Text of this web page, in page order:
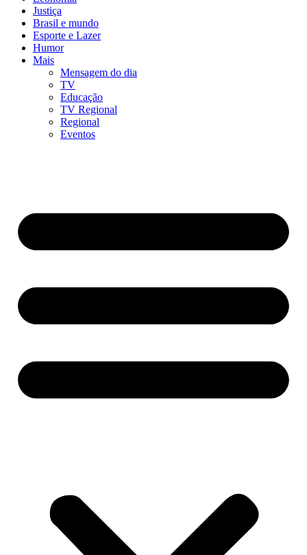
Justiça
Brasil e mundo
Esporte e Lazer
Humor
Mais
Mensagem do dia
TV
Educação
TV Regional
Regional
Eventos